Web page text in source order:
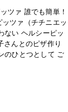
ツァ 誰でも簡単！
ツァ（チチニエッ
ない ヘルシーピッ
さんとのピザ作り
のひとつとして ご